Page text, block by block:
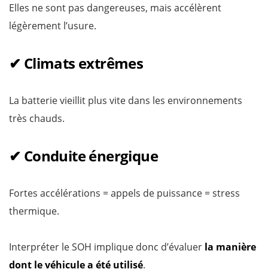
Elles ne sont pas dangereuses, mais accélèrent
légèrement l’usure.
✔ Climats extrêmes
La batterie vieillit plus vite dans les environnements
très chauds.
✔ Conduite énergique
Fortes accélérations = appels de puissance = stress
thermique.
Interpréter le SOH implique donc d’évaluer la manière
dont le véhicule a été utilisé.